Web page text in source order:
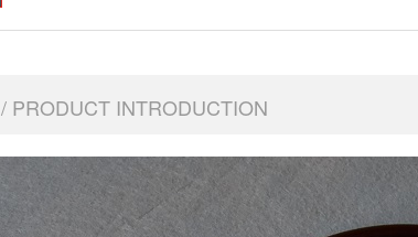
/ PRODUCT INTRODUCTION